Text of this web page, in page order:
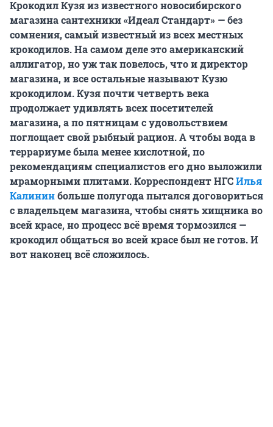
Крокодил Кузя из известного новосибирского
магазина сантехники «Идеал Стандарт» — без
сомнения, самый известный из всех местных
крокодилов. На самом деле это американский
аллигатор, но уж так повелось, что и директор
магазина, и все остальные называют Кузю
крокодилом. Кузя почти четверть века
продолжает удивлять всех посетителей
магазина, а по пятницам с удовольствием
поглощает свой рыбный рацион. А чтобы вода в
террариуме была менее кислотной, по
рекомендациям специалистов его дно выложили
мраморными плитами. Корреспондент НГСИлья
Калининбольше полугода пытался договориться
с владельцем магазина, чтобы снять хищника во
всей красе, но процесс всё время тормозился —
крокодил общаться во всей красе был не готов. И
вот наконец всё сложилось.